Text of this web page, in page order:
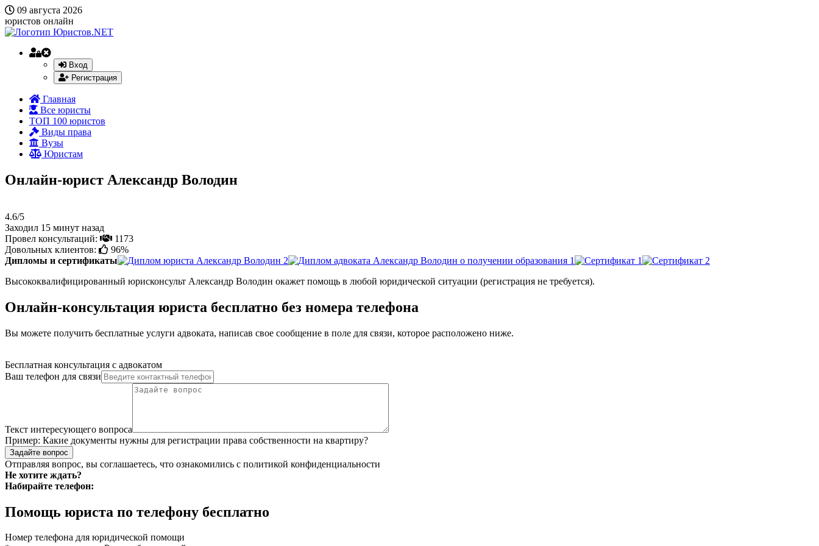
09 августа 2026
юристов онлайн
Вход
Регистрация
Главная
Все юристы
ТОП 100 юристов
Виды права
Вузы
Юристам
Онлайн-юрист Александр Володин
4.6/5
Заходил 15 минут назад
Провел консультаций:
1173
Довольных клиентов:
96%
Дипломы и сертификаты
Высококвалифицированный юрисконсульт Александр Володин окажет помощь в любой юридической ситуации (регистрация не требуется).
Онлайн-консультация юриста бесплатно без номера телефона
Вы можете получить бесплатные услуги адвоката, написав свое сообщение в поле для связи, которое расположено ниже.
Бесплатная консультация с адвокатом
Ваш телефон для связи
Текст интересующего вопроса
Пример: Какие документы нужны для регистрации права собственности на квартиру?
Задайте вопрос
Отправляя вопрос, вы соглашаетесь, что ознакомились с политикой конфиденциальности
Не хотите ждать?
Набирайте телефон:
Помощь юриста по телефону бесплатно
Номер телефона для юридической помощи